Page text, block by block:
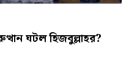
ঘটল হিজবুল্লাহর?